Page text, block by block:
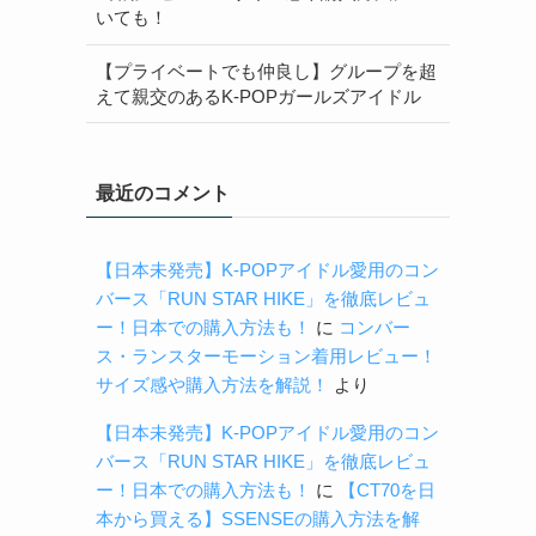
いても！
【プライベートでも仲良し】グループを超
えて親交のあるK-POPガールズアイドル
最近のコメント
【日本未発売】K-POPアイドル愛用のコン
バース「RUN STAR HIKE」を徹底レビュ
ー！日本での購入方法も！
に コンバー
ス・ランスターモーション着用レビュー！
サイズ感や購入方法を解説！
より
【日本未発売】K-POPアイドル愛用のコン
バース「RUN STAR HIKE」を徹底レビュ
ー！日本での購入方法も！
に
【CT70を日
本から買える】SSENSEの購入方法を解